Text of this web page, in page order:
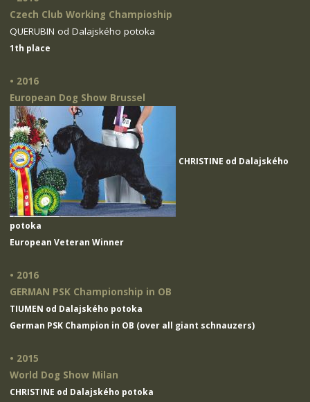
Czech Club Working Champioship
QUERUBIN od Dalajského potoka
1th place
• 2016
European Dog Show Brussel
CHRISTINE od Dalajského
potoka
European Veteran Winner
• 2016
GERMAN PSK Championship in OB
TIUMEN od Dalajského potoka
German PSK Champion in OB (over all giant schnauzers)
• 2015
World Dog Show Milan
CHRISTINE od Dalajského potoka